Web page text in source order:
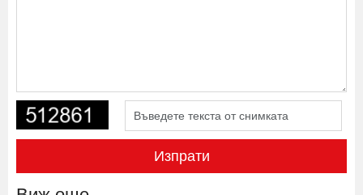
Изпрати